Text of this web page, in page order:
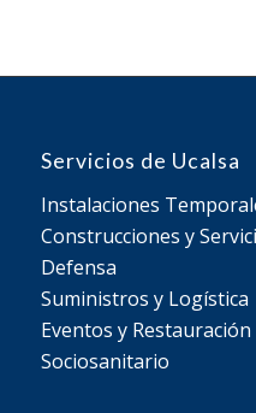
Servicios de Ucalsa
Instalaciones
Construcciones y
Defensa
Suministros y Logística
Eventos y Restauración
Sociosanitario